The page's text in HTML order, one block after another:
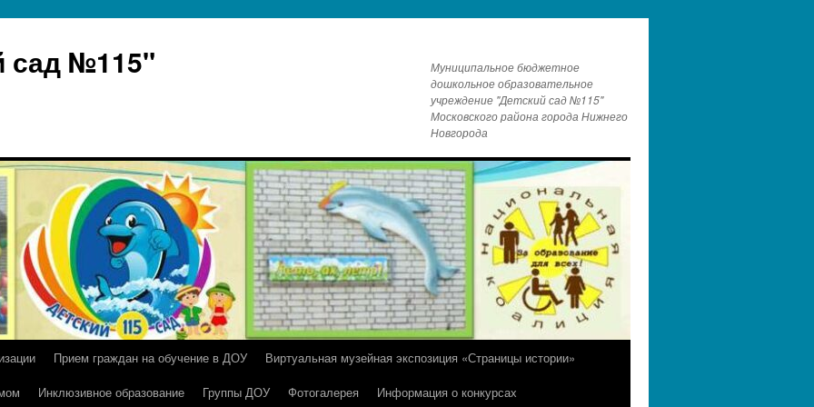
сад №115"
Муниципальное бюджетное
дошкольное образовательное
учреждение "Детский сад №115"
Московского района города Нижнего
Новгорода
Прием граждан на обучение в ДОУ
Виртуальная музейная экспозиция «Страницы истории»
Инклюзивное образование Группы ДОУ Фотогалерея
Информация о конкурсах